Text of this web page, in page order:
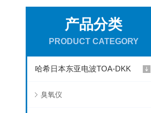
产品分类
PRODUCT CATEGORY
哈希日本东亚电波TOA-DKK
臭氧仪